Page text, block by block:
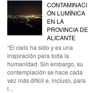
CONTAMINACI
ÓN LUMÍNICA
EN LA
PROVINCIA DE
ALICANTE
“El cielo ha sido y es una
inspiración para toda la
humanidad. Sin embargo, su
contemplación se hace cada
vez más difícil e, incluso, para
l...